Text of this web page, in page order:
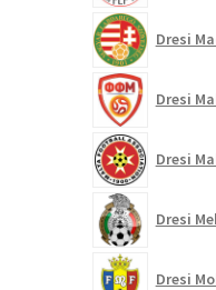
Dresi
Dresi
Dresi
Dresi
Dresi